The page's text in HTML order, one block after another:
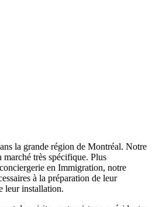
la grande région de Montréal. Notre
très spécifique. Plus
en Immigration, notre
à la préparation de leur
leur installation.